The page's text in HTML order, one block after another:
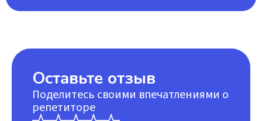
Оставьте отзыв
Поделитесь своими впечатлениями о
репетиторе